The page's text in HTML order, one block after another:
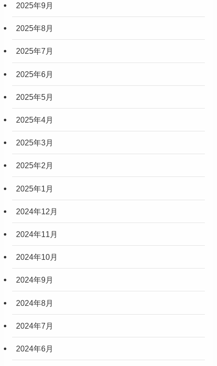
2025年9月
2025年8月
2025年7月
2025年6月
2025年5月
2025年4月
2025年3月
2025年2月
2025年1月
2024年12月
2024年11月
2024年10月
2024年9月
2024年8月
2024年7月
2024年6月